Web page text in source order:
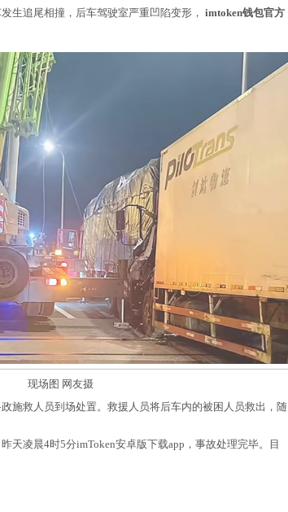
生追尾相撞，后车驾驶室严重凹陷变形， imtoken钱包官方
现场图 网友摄
施救人员到场处置。救援人员将后车内的被困人员救出，随
天凌晨4时5分imToken安卓版下载app，事故处理完毕。目